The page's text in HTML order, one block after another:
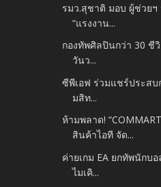
รมว.สุชาติ มอบ ผู้ช่วยฯ
“แรงงาน...
กองทัพศิลปินกว่า 30 ชี
วันว...
ซีพีเอฟ ร่วมแชร์ประส
มสิท...
ห้ามพลาด!
สินค้าไอที จัด...
ค่ายเกม EA ยกทัพนักบ
ไมเคิ...